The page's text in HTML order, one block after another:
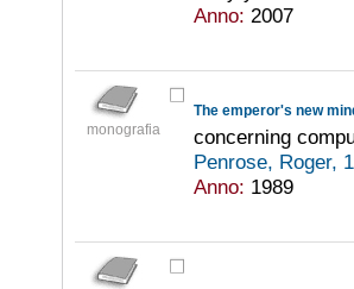
Anno: 2007
monografia
The emperor's new
concerning
Penrose, Roger,
Anno: 1989